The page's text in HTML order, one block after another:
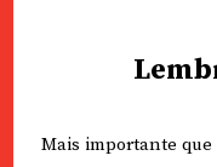
Mais importante que